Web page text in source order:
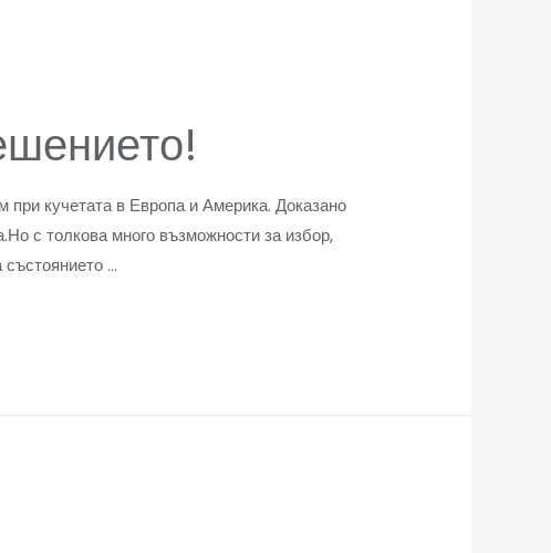
кучетата в Европа и Америка. Доказано
с толкова много възможности за избор,
състоянието …